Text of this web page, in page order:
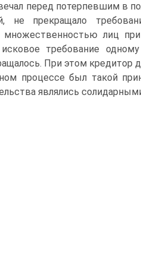
перед потерпевшим в
не прекращало
множественностью лиц
исковое требование
При этом кредитор
процессе был такой
являлись